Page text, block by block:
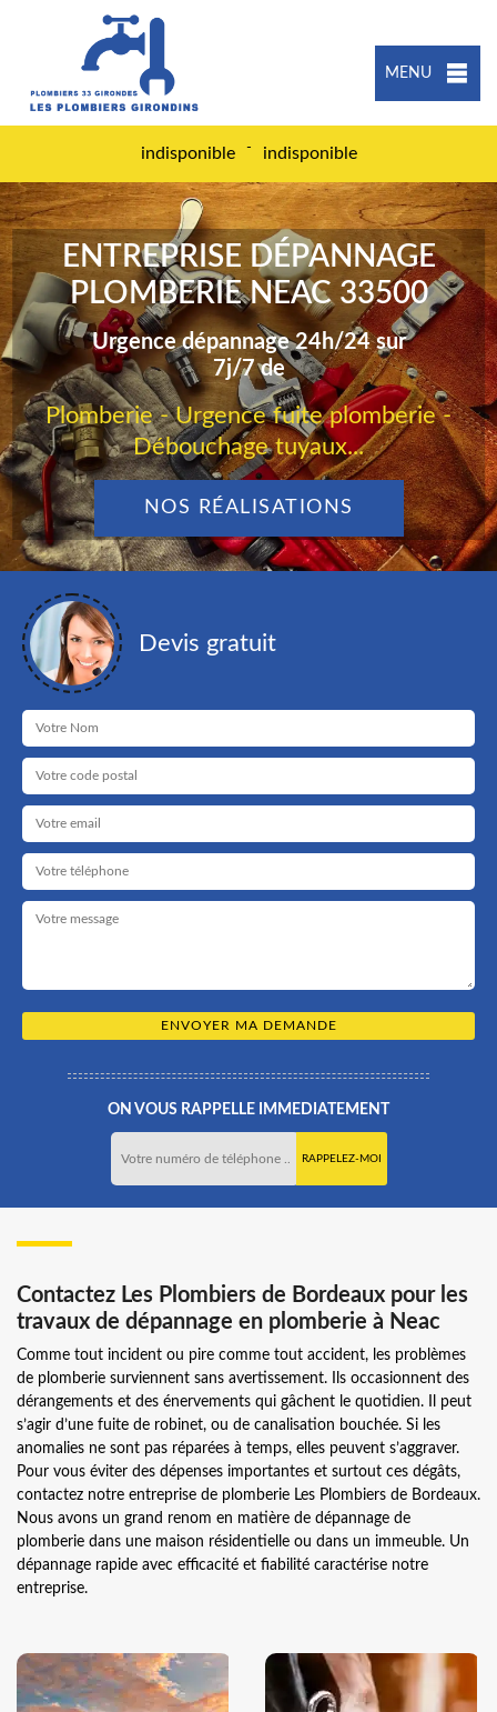
MENU
indisponible - indisponible
ENTREPRISE DÉPANNAGE
PLOMBERIE NEAC 33500
Urgence dépannage 24h/24 sur
7j/7 de
Plomberie - Urgence fuite plomberie -
Débouchage tuyaux...
NOS RÉALISATIONS
Devis gratuit
ON VOUS RAPPELLE IMMEDIATEMENT
Contactez Les Plombiers de Bordeaux pour les
travaux de dépannage en plomberie à Neac
Comme tout incident ou pire comme tout accident, les problèmes
de plomberie surviennent sans avertissement. Ils occasionnent des
dérangements et des énervements qui gâchent le quotidien. Il peut
s’agir d’une fuite de robinet, ou de canalisation bouchée. Si les
anomalies ne sont pas réparées à temps, elles peuvent s’aggraver.
Pour vous éviter des dépenses importantes et surtout ces dégâts,
contactez notre entreprise de plomberie Les Plombiers de Bordeaux.
Nous avons un grand renom en matière de dépannage de
plomberie dans une maison résidentielle ou dans un immeuble. Un
dépannage rapide avec efficacité et fiabilité caractérise notre
entreprise.